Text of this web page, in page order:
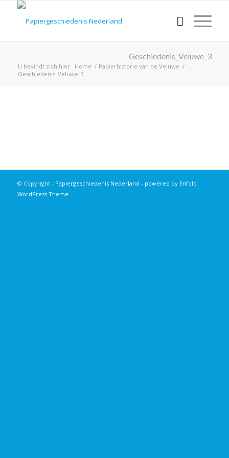
Geschiedenis_Veluwe_3
U bevindt zich hier: Home / Papierhistorie van de Veluwe /
Geschiedenis_Veluwe_3
© Copyright - Papiergeschiedenis Nederland - powered by Enfold
WordPress Theme